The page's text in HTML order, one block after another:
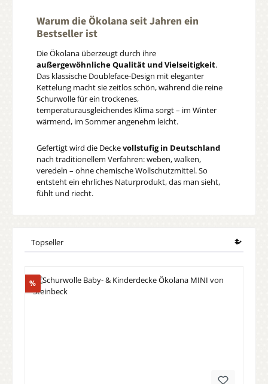
Warum die Ökolana seit Jahren ein
Bestseller ist
Die Ökolana überzeugt durch ihre
außergewöhnliche Qualität und Vielseitigkeit.
Das klassische Doubleface-Design mit eleganter
Kettelung macht sie zeitlos schön, während die reine
Schurwolle für ein trockenes,
temperaturausgleichendes Klima sorgt – im Winter
wärmend, im Sommer angenehm leicht.
Gefertigt wird die Deckevollstufig in Deutschland
nach traditionellem Verfahren: weben, walken,
veredeln – ohne chemische Wollschutzmittel. So
entsteht ein ehrliches Naturprodukt, das man sieht,
fühlt und riecht.
%Rabatt